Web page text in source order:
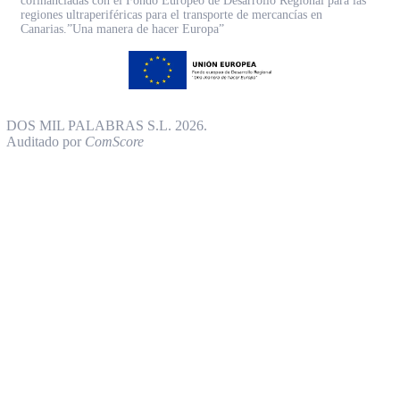
regiones ultraperiféricas para el transporte de mercancías en
Canarias.”Una manera de hacer Europa”
DOS MIL PALABRAS S.L. 2026.
Auditado por ComScore